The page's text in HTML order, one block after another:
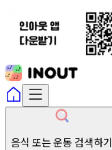
음식 또는 운동 검색하기